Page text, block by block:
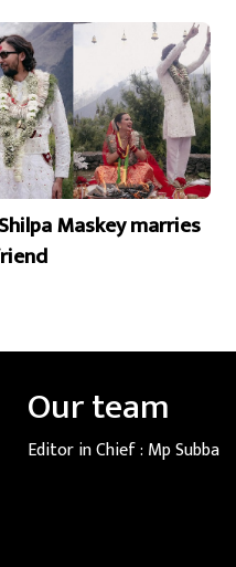
Maskey marries
Our team
Editor in Chief : Mp Subba